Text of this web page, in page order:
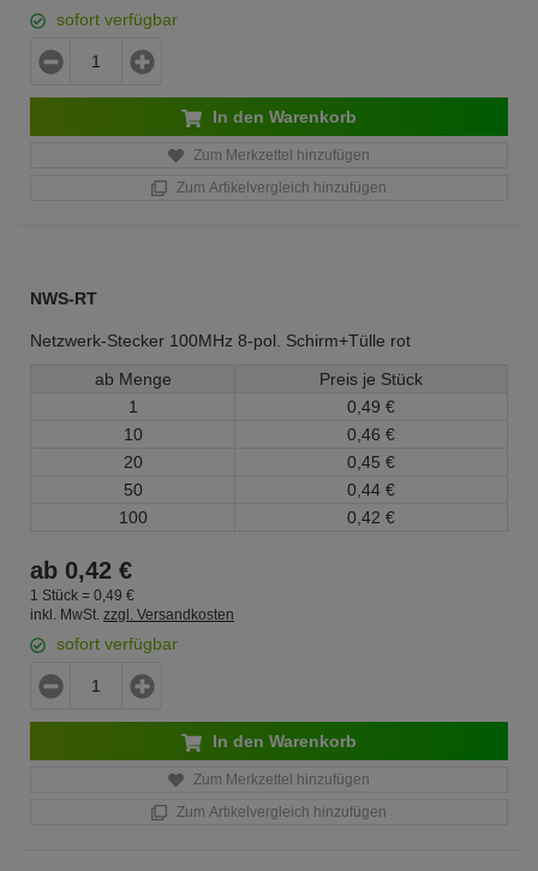
sofort verfügbar
In den Warenkorb
Zum Merkzettel hinzufügen
Zum Artikelvergleich hinzufügen
NWS-RT
Netzwerk-Stecker 100MHz 8-pol. Schirm+Tülle rot
ab Menge
Preis je Stück
1
0, 49 €
10
0, 46 €
20
0, 45 €
50
0, 44 €
100
0, 42 €
ab 0,42 €
1 Stück = 0, 49 €
inkl. MwSt. zzgl. Versandkosten
sofort verfügbar
In den Warenkorb
Zum Merkzettel hinzufügen
Zum Artikelvergleich hinzufügen